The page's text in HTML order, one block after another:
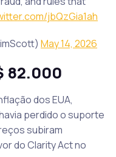
jbQzGia1ah
May 14, 2026
82.000
dos EUA,
perdido o suporte
subiram
do Clarity Act no